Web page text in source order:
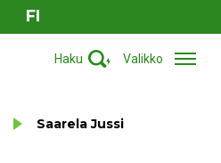
FI
Haku Valikko
Saarela Jussi